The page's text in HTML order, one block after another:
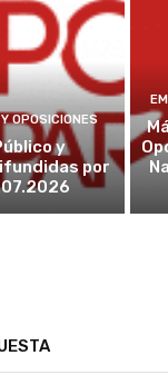
OPOSICIONES
y
por